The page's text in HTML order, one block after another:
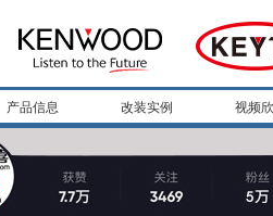
产品信息 改装实例 视频